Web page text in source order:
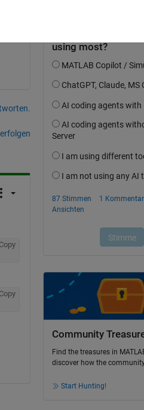
Copy
Copy
Community
Find the treasures in
discover how the
Start Hunting!